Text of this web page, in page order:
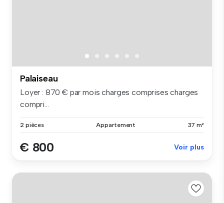
Palaiseau
Loyer : 870 € par mois charges comprises charges
compri...
2 pièces Appartement 37 m²
€ 800 Voir plus